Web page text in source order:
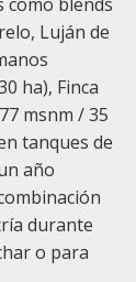
Luján de
ha), Finca
msnm / 35
tanques de
año
durante
o para